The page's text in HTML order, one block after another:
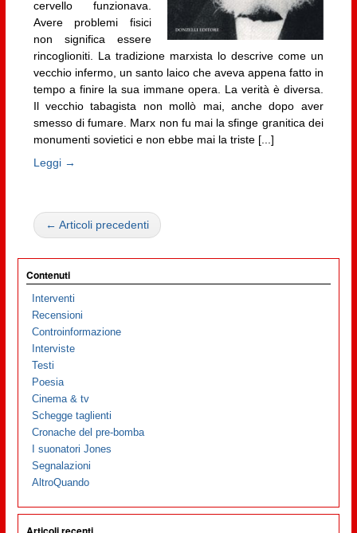
cervello funzionava.
Avere problemi fisici
non significa essere
rincoglioniti. La tradizione marxista lo descrive come un
vecchio infermo, un santo laico che aveva appena fatto in
tempo a finire la sua immane opera. La verità è diversa.
Il vecchio tabagista non mollò mai, anche dopo aver
smesso di fumare. Marx non fu mai la sfinge granitica dei
monumenti sovietici e non ebbe mai la triste [...]
Leggi →
← Articoli precedenti
Contenuti
Interventi
Recensioni
Controinformazione
Interviste
Testi
Poesia
Cinema & tv
Schegge taglienti
Cronache del pre-bomba
I suonatori Jones
Segnalazioni
AltroQuando